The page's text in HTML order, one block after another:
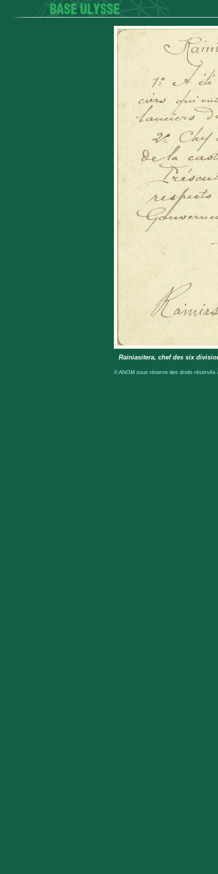
Rainiasitera, chef des six
© ANOM sous réserve des droits réservés